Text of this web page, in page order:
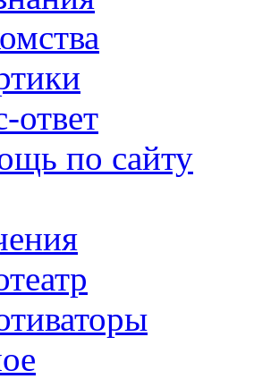
ответ
по сайту